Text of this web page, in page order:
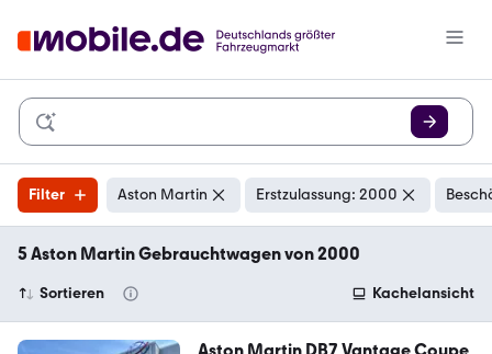
Filter Aston Martin Erstzulassung: 2000
5 Aston Martin Gebrauchtwagen von 2000
Sortieren Kachelansicht